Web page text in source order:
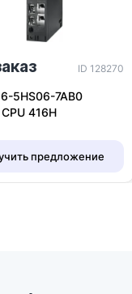
ID 128270
5HS06-7AB0
416H
предложение